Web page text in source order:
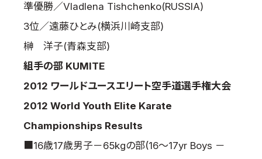
準優勝／Vladlena Tishchenko(RUSSIA)
3位／遠藤ひとみ(横浜川崎支部)
榊 洋子(青森支部)
組手の部 KUMITE
2012 ワールドユースエリート空手道選手権大会
2012 World Youth Elite Karate
Championships Results
■16歳17歳男子－65kgの部(16～17yr Boys －